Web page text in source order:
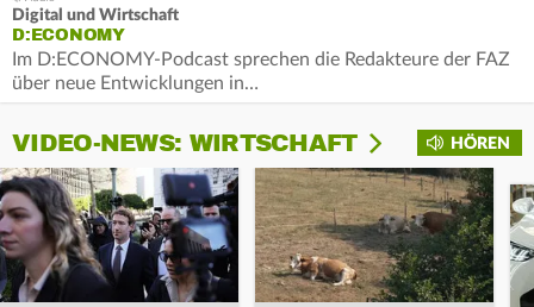
Digital und Wirtschaft
D:ECONOMY
Im D:ECONOMY-Podcast sprechen die Redakteure der FAZ
über neue Entwicklungen in…
HÖREN
VIDEO-NEWS: WIRTSCHAFT